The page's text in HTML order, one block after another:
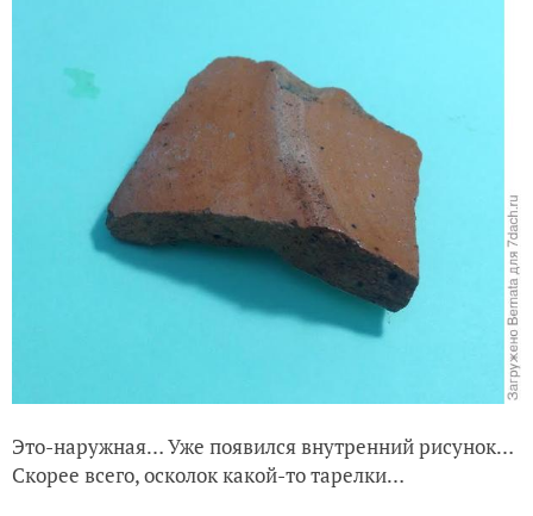
Это-наружная… Уже появился внутренний рисунок…
Скорее всего, осколок какой-то тарелки…